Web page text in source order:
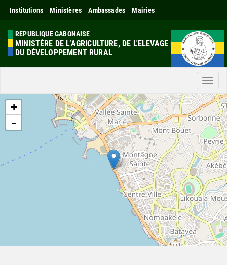
Institutions Ministères Ambassades Mairies
REPUBLIQUE GABONAISE
MINISTÈRE DE L’AGRICULTURE, DE L'ELEVAGE ET
DU DÉVELOPPEMENT RURAL
Menu
+
-
Leaflet| ©Aninf